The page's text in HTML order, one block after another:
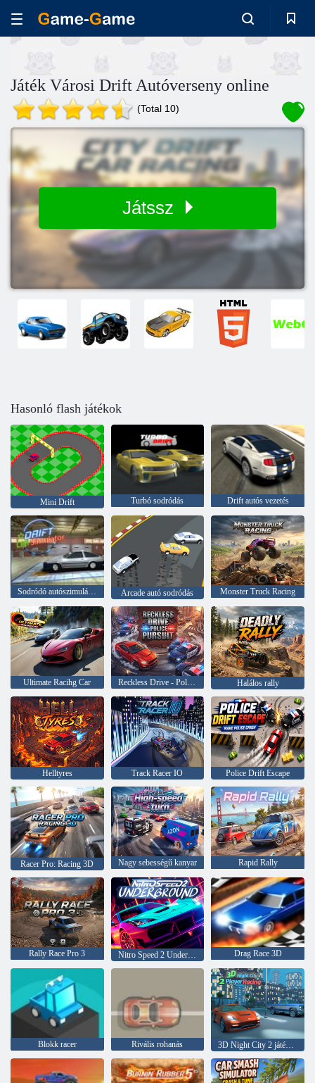
Játék Városi Drift Autóverseny online
(Total 10)
Játssz
Hasonló flash játékok
Mini Drift Turbó sodródás Drift autós vezetés
Sodródó autószimulátor Arcade autó sodródás Monster Truck Racing
Ultimate Racihg Car Reckless Drive - Police Pursuit Halálos rally
Helltyres Track Racer IO Police Drift Escape
Racer Pro: Racing 3D Nagy sebességű kanyar Rapid Rally
Rally Race Pro 3 Nitro Speed 2 Underground Drag Race 3D
Blokk racer Rivális rohanás 3D Night City 2 játékos versenyzés